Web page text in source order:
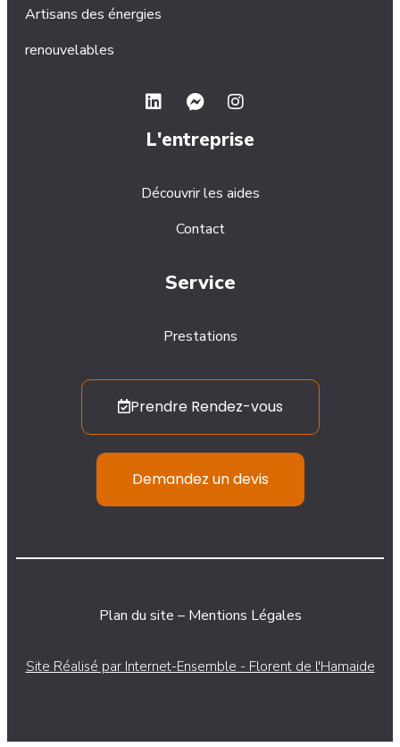
Artisans des énergies
renouvelables
L'entreprise
Découvrir les aides
Contact
Service
Prestations
Prendre Rendez-vous
Demandez un devis
Plan du site – Mentions Légales
Site Réalisé par Internet-Ensemble - Florent de l'Hamaide